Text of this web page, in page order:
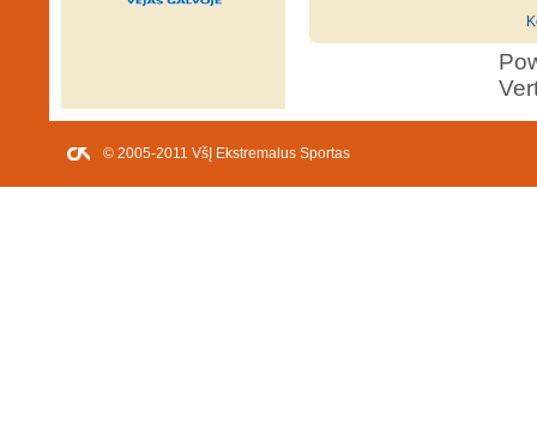
© 2005-2011 VšĮ Ekstremalus Sportas